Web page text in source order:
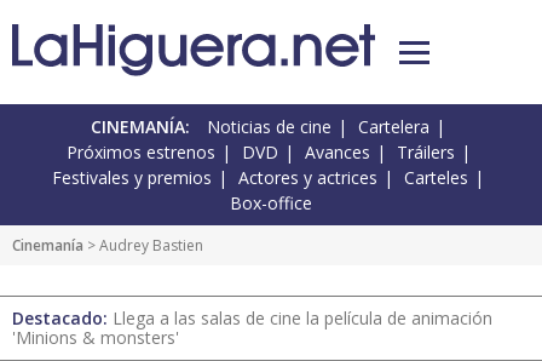
CINEMANÍA: Noticias de cine
Cartelera
Próximos estrenos
DVD Avances
Tráilers
Festivales y premios
Actores y actrices
Carteles
Box-office
Cinemanía > Audrey Bastien
Destacado: Llega a las salas de cine la película de animación
'Minions & monsters'